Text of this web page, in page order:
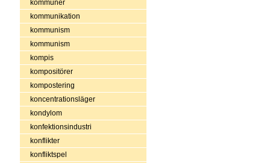
kommuner
kommunikation
kommunism
kommunism
kompis
kompositörer
kompostering
koncentrationsläger
kondylom
konfektionsindustri
konflikter
konfliktspel